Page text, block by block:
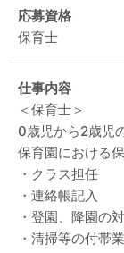
応募資格
保育士
仕事内容
＜保育士＞
0歳児から2歳児
保育園における
・クラス担任
・連絡帳記入
・登園、降園の
・清掃等の付帯